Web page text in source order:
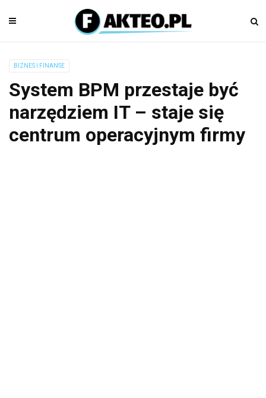
BIZNES I FINANSE
System BPM przestaje być
narzędziem IT – staje się
centrum operacyjnym firmy